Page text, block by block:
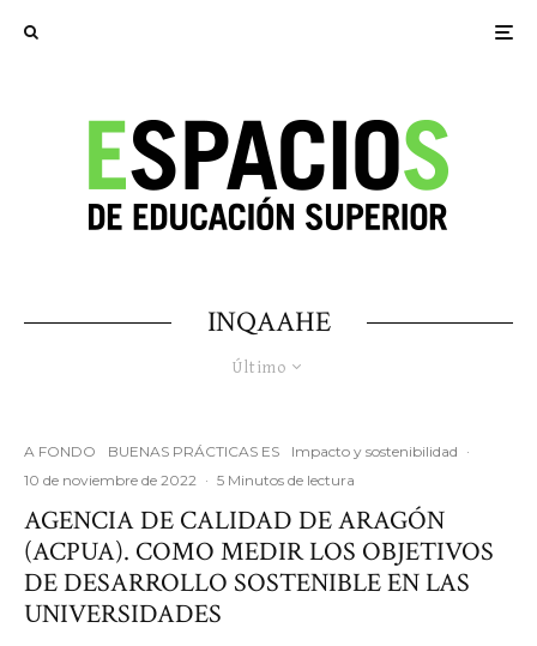
INQAAHE
Último
A FONDO BUENAS PRÁCTICAS ES Impacto y sostenibilidad ·
10 de noviembre de 2022 · 5 Minutos de lectura
AGENCIA DE CALIDAD DE ARAGÓN
(ACPUA). COMO MEDIR LOS OBJETIVOS
DE DESARROLLO SOSTENIBLE EN LAS
UNIVERSIDADES